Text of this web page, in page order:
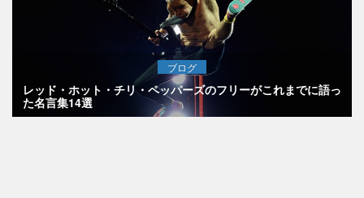
ブログ
レッド・ホット・チリ・ペッパーズのフリーがこれまでに語っ
た名言集14選